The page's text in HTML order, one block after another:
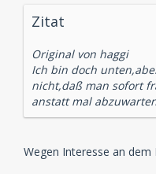
Zitat
Original von haggi
Ich bin doch
nicht,daß man sofort
anstatt mal
Wegen Interesse an dem